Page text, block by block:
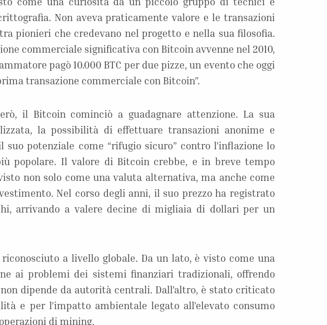
Non aveva praticamente valore e le transazioni
pionieri che credevano nel progetto e nella sua filosofia.
commerciale significativa con Bitcoin avvenne nel 2010,
pagò 10.000 BTC per due pizze, un evento che oggi
transazione commerciale con Bitcoin”.
il Bitcoin cominciò a guadagnare attenzione. La sua
la possibilità di effettuare transazioni anonime e
suo potenziale come “rifugio sicuro” contro l’inflazione lo
popolare. Il valore di Bitcoin crebbe, e in breve tempo
non solo come una valuta alternativa, ma anche come
Nel corso degli anni, il suo prezzo ha registrato
arrivando a valere decine di migliaia di dollari per un
a livello globale. Da un lato, è visto come una
ai problemi dei sistemi finanziari tradizionali, offrendo
dipende da autorità centrali. Dall’altro, è stato criticato
e per l’impatto ambientale legato all’elevato consumo
di mining.